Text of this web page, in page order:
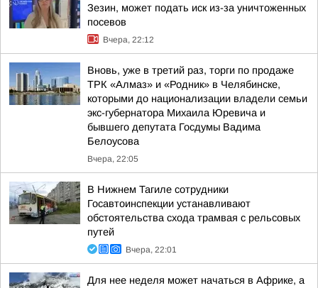
Зезин, может подать иск из-за уничтоженных
посевов
Вчера, 22:12
Вновь, уже в третий раз, торги по продаже
ТРК «Алмаз» и «Родник» в Челябинске,
которыми до национализации владели семьи
экс-губернатора Михаила Юревича и
бывшего депутата Госдумы Вадима
Белоусова
Вчера, 22:05
В Нижнем Тагиле сотрудники
Госавтоинспекции устанавливают
обстоятельства схода трамвая с рельсовых
путей
Вчера, 22:01
Для нее неделя может начаться в Африке, а